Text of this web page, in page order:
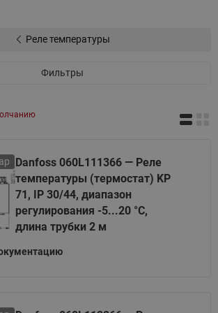
Реле температуры
Фильтры
Danfoss 060L111366 — Реле
температуры (термостат) KP
71, IP 30/44, диапазон
регулирования -5...20 °C,
длина трубки 2 м